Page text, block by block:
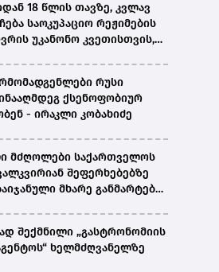
18 წლის თავზე, კვლავ
საოკუპაციო რეჟიმების
უკანონო კვეთისთვის,
ხელმისაწვდომობა-
რუსი
ქსენოფობიურ
- ირაკლი კობახიძე
მძღოლები საქართველოს
შეფერხებებზე
მხარე განმარტებას
შექმნილი „გასტრონომიის
ხელმძღვანელზე